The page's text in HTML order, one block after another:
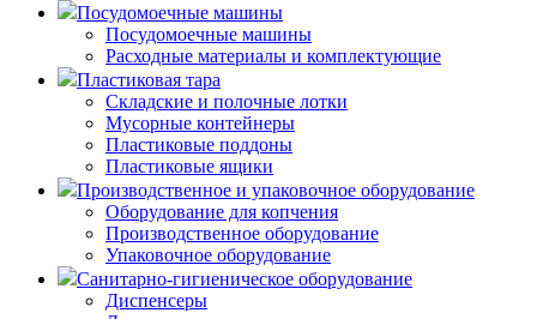
Посудомоечные машины
Посудомоечные машины
Расходные материалы и комплектующие
Пластиковая тара
Складские и полочные лотки
Мусорные контейнеры
Пластиковые поддоны
Пластиковые ящики
Производственное и упаковочное оборудование
Оборудование для копчения
Производственное оборудование
Упаковочное оборудование
Санитарно-гигиеническое оборудование
Диспенсеры